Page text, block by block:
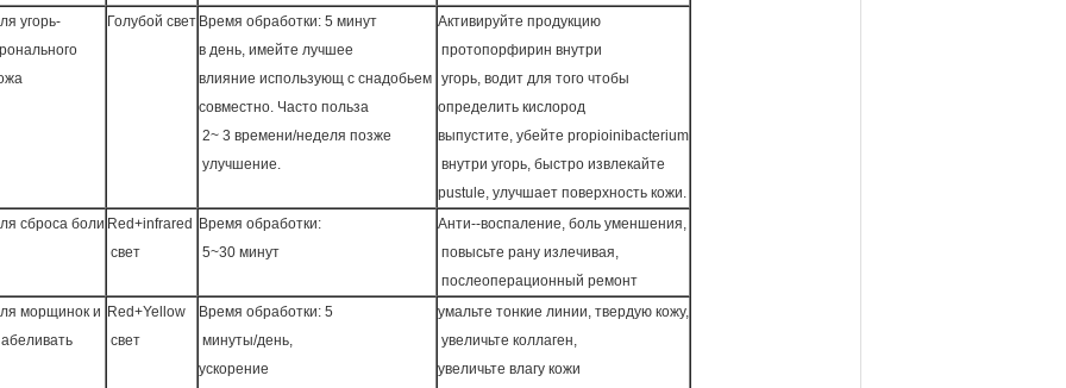
угорь-
Голубой свет Время обработки: 5 минут
в день, имейте лучшее
влияние использующ с снадобьем
совместно. Часто польза
2~ 3 времени/неделя позже
улучшение.
Активируйте продукцию
протопорфирин внутри
угорь, водит для того чтобы
определить кислород
выпустите, убейте propioinibacterium
внутри угорь, быстро извлекайте
pustule, улучшает поверхность кожи.
сброса боли Red+infrared
свет
Время обработки:
5~30 минут
Анти--воспаление, боль уменшения,
повысьте рану излечивая,
послеоперационный ремонт
морщинок и Red+Yellow
свет
Время обработки: 5
минуты/день,
ускорение
умальте тонкие линии, твердую кожу,
увеличьте коллаген,
увеличьте влагу кожи